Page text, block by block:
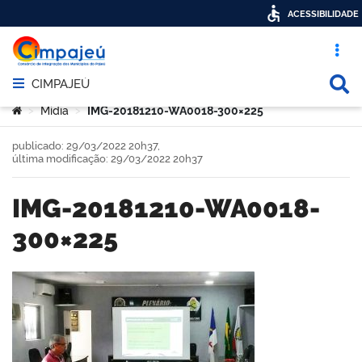
Acesso
Abrir menu principal de navegação
CIMPAJEÚ
Você está aqui:
> Mídia > IMG-20181210-WA0018-300×225
IMG-20181210-WA0018-
300×225
publicado: 29/03/2022 20h37,
última modificação: 29/03/2022 20h37
ACESSIBILIDADE